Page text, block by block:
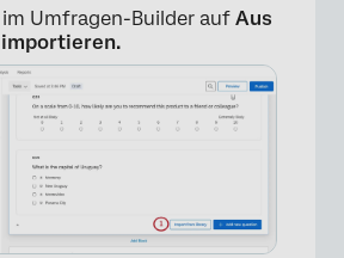
im Umfragen-Builder auf Aus